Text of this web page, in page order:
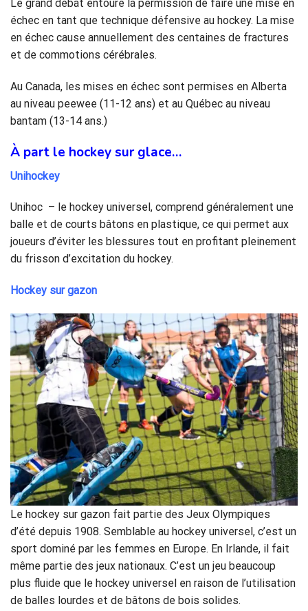
Le grand débat entoure la permission de faire une mise en
échec en tant que technique défensive au hockey. La mise
en échec cause annuellement des centaines de fractures
et de commotions cérébrales.
Au Canada, les mises en échec sont permises en Alberta
au niveau peewee (11-12 ans) et au Québec au niveau
bantam (13-14 ans.)
À part le hockey sur glace…
Unihockey
Unihoc – le hockey universel, comprend généralement une
balle et de courts bâtons en plastique, ce qui permet aux
joueurs d’éviter les blessures tout en profitant pleinement
du frisson d’excitation du hockey.
Hockey sur gazon
Le hockey sur gazon fait partie des Jeux Olympiques
d’été depuis 1908. Semblable au hockey universel, c’est un
sport dominé par les femmes en Europe. En Irlande, il fait
même partie des jeux nationaux. C’est un jeu beaucoup
plus fluide que le hockey universel en raison de l’utilisation
de balles lourdes et de bâtons de bois solides.